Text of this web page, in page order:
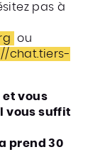
pas à
ou
chat.tiers-
et vous
vous suffit
prend 30